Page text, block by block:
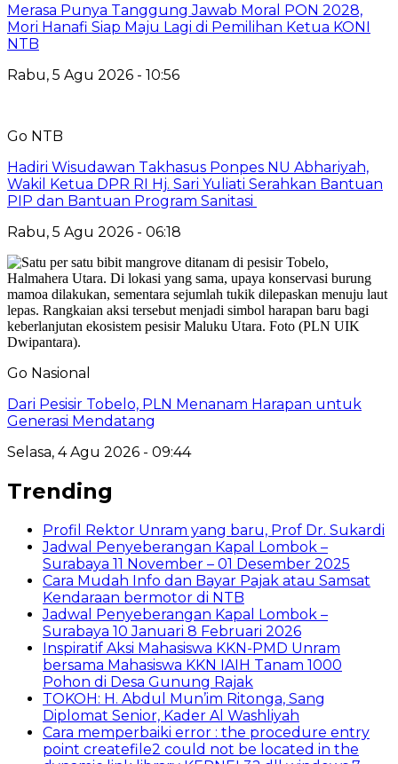
Merasa Punya Tanggung Jawab Moral PON 2028,
Mori Hanafi Siap Maju Lagi di Pemilihan Ketua KONI
NTB
Rabu, 5 Agu 2026 - 10:56
Go NTB
Hadiri Wisudawan Takhasus Ponpes NU Abhariyah,
Wakil Ketua DPR RI Hj. Sari Yuliati Serahkan Bantuan
PIP dan Bantuan Program Sanitasi
Rabu, 5 Agu 2026 - 06:18
Go Nasional
Dari Pesisir Tobelo, PLN Menanam Harapan untuk
Generasi Mendatang
Selasa, 4 Agu 2026 - 09:44
Trending
Profil Rektor Unram yang baru, Prof Dr. Sukardi
Jadwal Penyeberangan Kapal Lombok –
Surabaya 11 November – 01 Desember 2025
Cara Mudah Info dan Bayar Pajak atau Samsat
Kendaraan bermotor di NTB
Jadwal Penyeberangan Kapal Lombok –
Surabaya 10 Januari 8 Februari 2026
Inspiratif Aksi Mahasiswa KKN-PMD Unram
bersama Mahasiswa KKN IAIH Tanam 1000
Pohon di Desa Gunung Rajak
TOKOH: H. Abdul Mun’im Ritonga, Sang
Diplomat Senior, Kader Al Washliyah
Cara memperbaiki error : the procedure entry
point createfile2 could not be located in the